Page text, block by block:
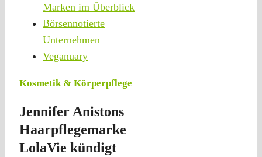
Marken im Überblick
Börsennotierte
Unternehmen
Veganuary
Kosmetik & Körperpflege
Jennifer Anistons
Haarpflegemarke
LolaVie kündigt